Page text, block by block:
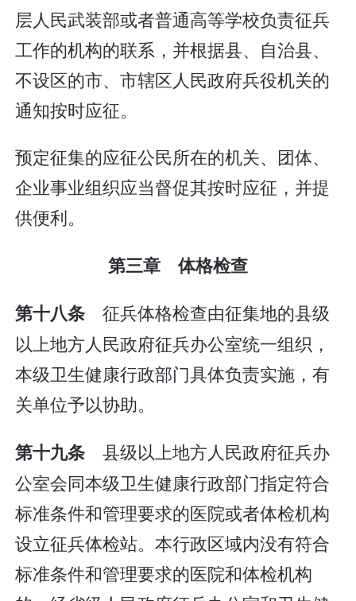
层人民武装部或者普通高等学校负责征兵
工作的机构的联系，并根据县、自治县、
不设区的市、市辖区人民政府兵役机关的
通知按时应征。
预定征集的应征公民所在的机关、团体、
企业事业组织应当督促其按时应征，并提
供便利。
第三章 体格检查
第十八条 征兵体格检查由征集地的县级
以上地方人民政府征兵办公室统一组织，
本级卫生健康行政部门具体负责实施，有
关单位予以协助。
第十九条 县级以上地方人民政府征兵办
公室会同本级卫生健康行政部门指定符合
标准条件和管理要求的医院或者体检机构
设立征兵体检站。本行政区域内没有符合
标准条件和管理要求的医院和体检机构